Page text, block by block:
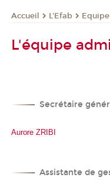
Accueil L'Efab
L'équipe
Secrétaire
Aurore ZRIBI
Assistante de